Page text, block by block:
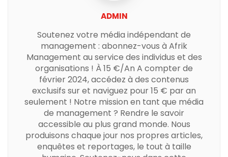
ADMIN
Soutenez votre média indépendant de
management : abonnez-vous à Afrik
Management au service des individus et des
organisations ! À 15 €/An A compter de
février 2024, accédez à des contenus
exclusifs sur et naviguez pour 15 € par an
seulement ! Notre mission en tant que média
de management ? Rendre le savoir
accessible au plus grand monde. Nous
produisons chaque jour nos propres articles,
enquêtes et reportages, le tout à taille